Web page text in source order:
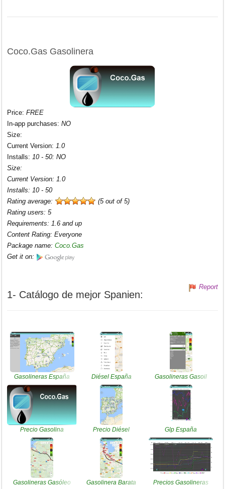
Coco.Gas Gasolinera
Price:FREE
In-app purchases:NO
Size:
Current Version:1.0
Installs:10 - 50:NO
Size:
Current Version:1.0
Installs:10 - 50
Rating average:
(5 out of 5)
Rating users:5
Requirements:1.6 and up
Content Rating:Everyone
Package name:Coco.Gas
Get it on:
Report
1- Catálogo de mejor Spanien:
Gasolineras España Diésel España Gasolineras Gasoil
Precio Gasolina Precio Diésel Glp España
Gasolineras Gasóleo Gasolinera Barata Precios Gasolineras